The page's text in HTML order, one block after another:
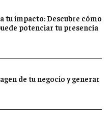
tu impacto: Descubre cómo
potenciar tu presencia
de tu negocio y generar